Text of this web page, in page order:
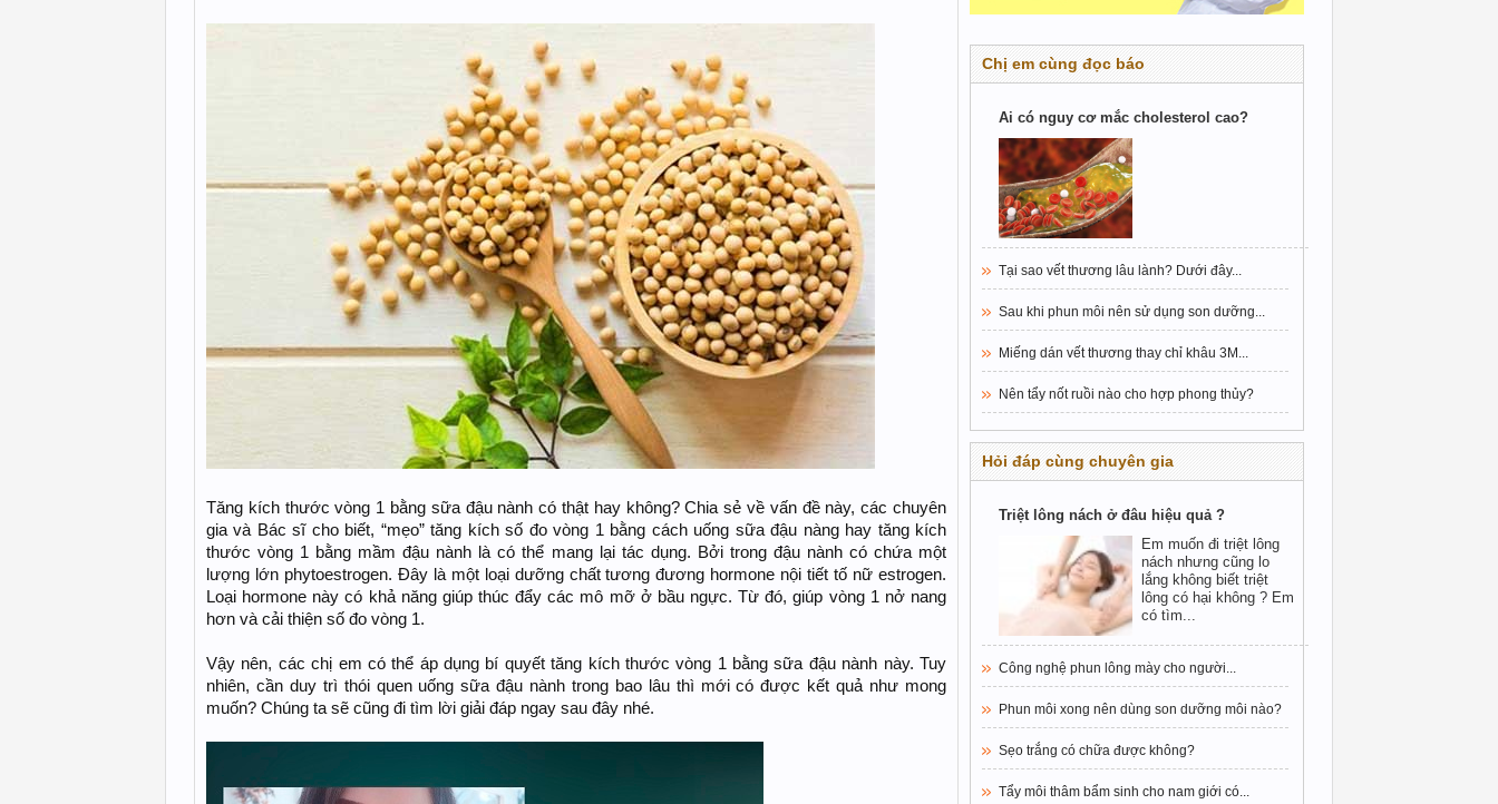
Tăng kích thước vòng 1 bằng sữa đậu nành có thật hay không? Chia sẻ về vấn đề này, các chuyên
gia và Bác sĩ cho biết, “mẹo” tăng kích số đo vòng 1 bằng cách uống sữa đậu nàng hay tăng kích
thước vòng 1 bằng mầm đậu nành là có thể mang lại tác dụng. Bởi trong đậu nành có chứa một
lượng lớn phytoestrogen. Đây là một loại dưỡng chất tương đương hormone nội tiết tố nữ estrogen.
Loại hormone này có khả năng giúp thúc đẩy các mô mỡ ở bầu ngực. Từ đó, giúp vòng 1 nở nang
hơn và cải thiện số đo vòng 1.
Vậy nên, các chị em có thể áp dụng bí quyết tăng kích thước vòng 1 bằng sữa đậu nành này. Tuy
nhiên, cần duy trì thói quen uống sữa đậu nành trong bao lâu thì mới có được kết quả như mong
muốn? Chúng ta sẽ cũng đi tìm lời giải đáp ngay sau đây nhé.
Chị em cùng đọc báo
Ai có nguy cơ mắc cholesterol cao?
Tại sao vết thương lâu lành? Dưới đây...
Sau khi phun môi nên sử dụng son dưỡng...
Miếng dán vết thương thay chỉ khâu 3M...
Nên tẩy nốt ruồi nào cho hợp phong thủy?
Hỏi đáp cùng chuyên gia
Triệt lông nách ở đâu hiệu quả ?
Em muốn đi triệt lông
nách nhưng cũng lo
lắng không biết triệt
lông có hại không ? Em
có tìm...
Công nghệ phun lông mày cho người...
Phun môi xong nên dùng son dưỡng môi nào?
Sẹo trắng có chữa được không?
Tẩy môi thâm bẩm sinh cho nam giới có...